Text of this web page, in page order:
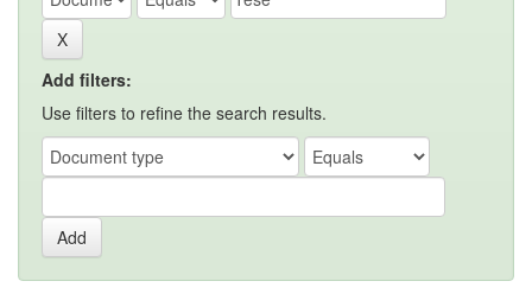
Add filters:
Use filters to refine the search results.